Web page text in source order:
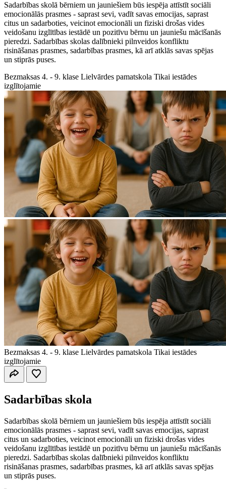
Sadarbības skolā bērniem un jauniešiem būs iespēja attīstīt sociāli
emocionālās prasmes - saprast sevi, vadīt savas emocijas, saprast
citus un sadarboties, veicinot emocionāli un fiziski drošas vides
veidošanu izglītības iestādē un pozitīvu bērnu un jauniešu mācīšanās
pieredzi. Sadarbības skolas dalībnieki pilnveidos konfliktu
risināšanas prasmes, sadarbības prasmes, kā arī atklās savas spējas
un stiprās puses.
Bezmaksas 4. - 9. klase Lielvārdes pamatskola Tikai iestādes
izglītojamie
Bezmaksas 4. - 9. klase Lielvārdes pamatskola Tikai iestādes
izglītojamie
Sadarbības skola
Sadarbības skolā bērniem un jauniešiem būs iespēja attīstīt sociāli
emocionālās prasmes - saprast sevi, vadīt savas emocijas, saprast
citus un sadarboties, veicinot emocionāli un fiziski drošas vides
veidošanu izglītības iestādē un pozitīvu bērnu un jauniešu mācīšanās
pieredzi. Sadarbības skolas dalībnieki pilnveidos konfliktu
risināšanas prasmes, sadarbības prasmes, kā arī atklās savas spējas
un stiprās puses.